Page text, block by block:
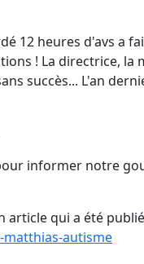
12 heures d'avs a
! La directrice, la
succès... L'an
informer notre
qui a été
autisme